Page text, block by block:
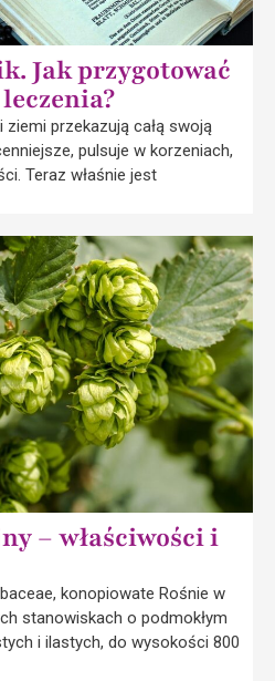
Jak przygotować
przekazują całą swoją
pulsuje w korzeniach,
Teraz właśnie jest
– właściwości i
konopiowate Rośnie w
stanowiskach o podmokłym
i ilastych, do wysokości 800